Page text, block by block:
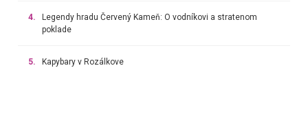
4.
Legendy hradu Červený Kameň: O vodníkovi a stratenom
poklade
5. Kapybary v Rozálkove